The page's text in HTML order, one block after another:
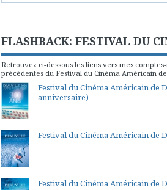
FLASHBACK: FESTIVAL DU
Retrouvez ci-dessous les liens vers mes
précédentes du Festival du Cinéma Américain
Festival du Cinéma Américain de
anniversaire)
Festival du Cinéma Américain de
Festival du Cinéma Américain de